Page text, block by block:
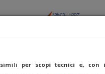
per scopi tecnici e, con